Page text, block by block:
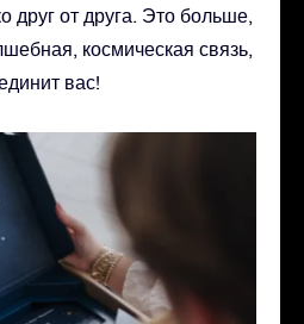
друг от друга. Это больше,
космическая связь,
вас!